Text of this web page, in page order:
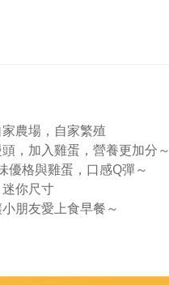
農場，自家繁殖
，加入雞蛋，營養更加分～
優格與雞蛋，口感Q彈～
你尺寸
朋友愛上食早餐～